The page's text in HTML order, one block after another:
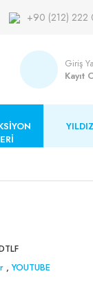
+90 (212) 222
Giriş
Kayıt
,YOUTUBE